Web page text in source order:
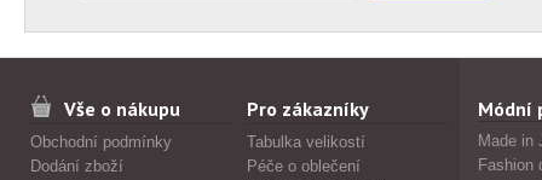
Vše o nákupu
Obchodní podmínky
Dodání zboží
Pro zákazníky
Tabulka velikostí
Péče o oblečení
Módní
Made in
Fashion